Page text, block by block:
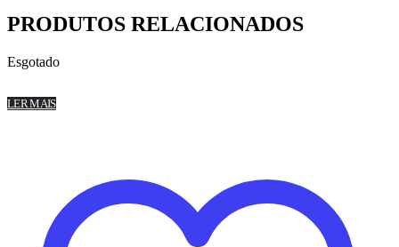
PRODUTOS RELACIONADOS
Esgotado
LER MAIS